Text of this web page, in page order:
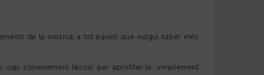
de la música; a tot aquell que vulgui saber més
coneixement tècnic per aprofitar-la, simplement